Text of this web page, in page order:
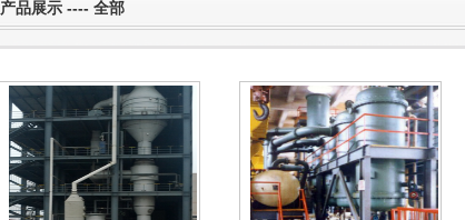
产品展示 ---- 全部